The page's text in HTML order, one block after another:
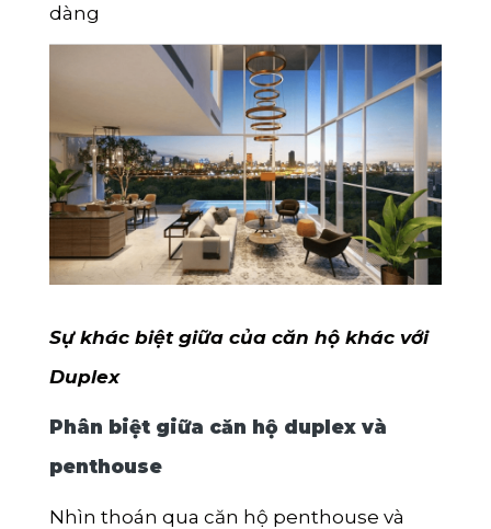
dàng
Sự khác biệt giữa của căn hộ khác với
Duplex
Phân biệt giữa căn hộ duplex và
penthouse
Nhìn thoán qua căn hộ penthouse và